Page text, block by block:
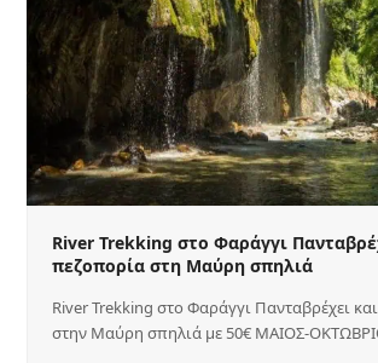
River Trekking στο Φαράγγι
πεζοπορία στη Μαύρη σπηλιά
River Trekking στο Φαράγγι Πανταβρέχει
στην Μαύρη σπηλιά με 50€ ΜΑΙΟΣ-